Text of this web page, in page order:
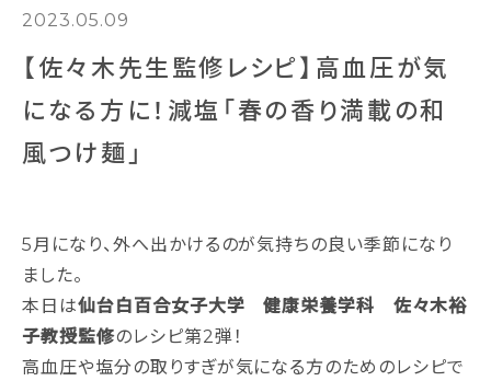
2023.05.09
【佐々木先生監修レシピ】高血圧が気
になる方に！減塩「春の香り満載の和
風つけ麺」
5月になり、外へ出かけるのが気持ちの良い季節になり
ました。
本日は仙台白百合女子大学 健康栄養学科 佐々木裕
子教授監修のレシピ第2弾！
高血圧や塩分の取りすぎが気になる方のためのレシピで